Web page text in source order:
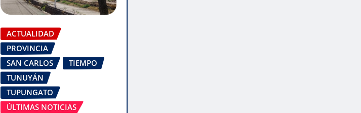
ACTUALIDAD
PROVINCIA
SAN CARLOS
TIEMPO
TUNUYÁN
TUPUNGATO
ÚLTIMAS NOTICIAS